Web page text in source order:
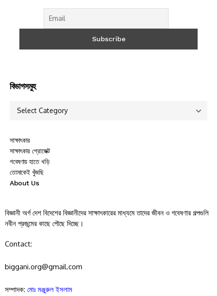
বিভাগসমুহ
সাক্ষাৎকার
সাক্ষাৎকার প্রোজেক্ট
গবেষণায় হাতে খড়ি
তোমাকেই খুঁজছি
About Us
বিজ্ঞানী অর্গ দেশ বিদেশের বিজ্ঞানীদের সাক্ষাৎকারের মাধ্যমে তাদের জীবন ও গবেষণার গল্পগুলি
নবীন প্রজন্মের কাছে পৌছে দিচ্ছে।
Contact:
biggani.org@gmail.com
সম্পাদক: মোঃ মঞ্জুরুল ইসলাম